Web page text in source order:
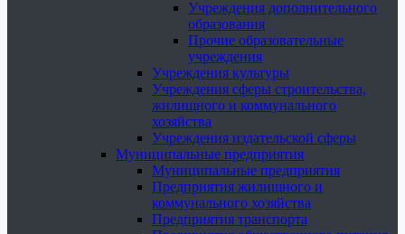
Учреждения дополнительного
образования
Прочие образовательные
учреждения
Учреждения культуры
Учреждения сферы строительства,
жилищного и коммунального
хозяйства
Учреждения издательской сферы
Муниципальные предприятия
Муниципальные предприятия
Предприятия жилищного и
коммунального хозяйства
Предприятия транспорта